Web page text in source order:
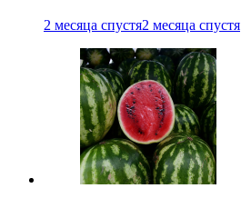
2 месяца спустя2 месяца спустя